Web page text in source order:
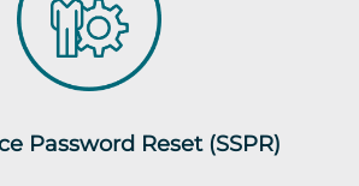
Password Reset (SSPR)